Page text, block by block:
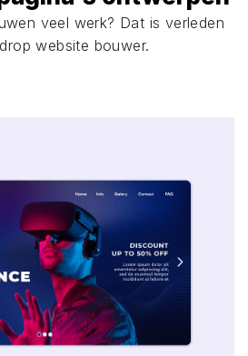
veel werk? Dat is verleden
website bouwer.